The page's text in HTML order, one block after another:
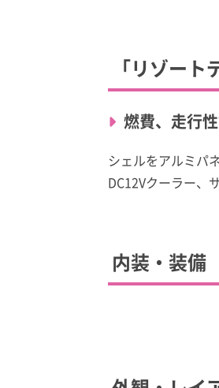
「リゾー
燃費、走行
シェルをアルミパ
DC12Vクーラー、
内装・装備